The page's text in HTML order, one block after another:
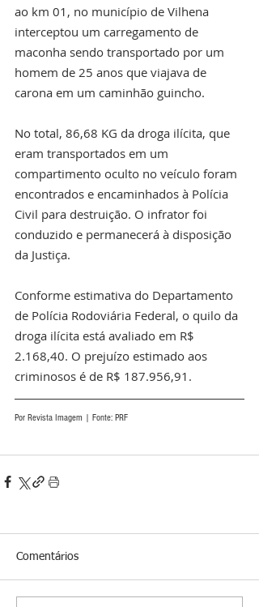
ao km 01, no município de Vilhena
interceptou um carregamento de
maconha sendo transportado por um
homem de 25 anos que viajava de
carona em um caminhão guincho.
No total, 86,68 KG da droga ilícita, que
eram transportados em um
compartimento oculto no veículo foram
encontrados e encaminhados à Polícia
Civil para destruição. O infrator foi
conduzido e permanecerá à disposição
da Justiça.
Conforme estimativa do Departamento
de Polícia Rodoviária Federal, o quilo da
droga ilícita está avaliado em R$
2.168,40. O prejuízo estimado aos
criminosos é de R$ 187.956,91.
Por Revista Imagem | Fonte: PRF
Comentários